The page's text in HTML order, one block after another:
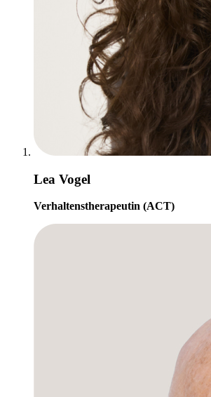
Lea Vogel
Verhaltenstherapeutin (ACT)